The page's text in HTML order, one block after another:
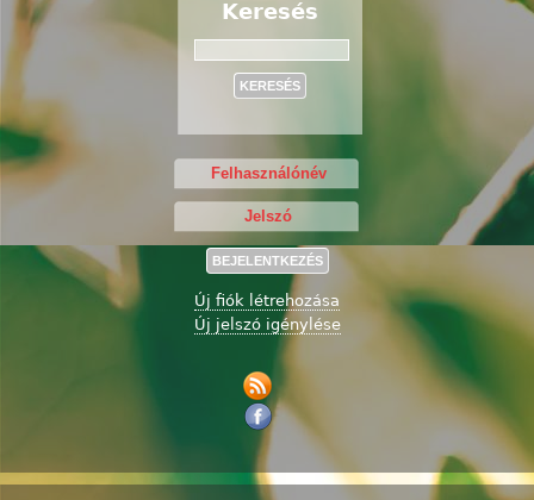
Keresés
Új fiók létrehozása
Új jelszó igénylése